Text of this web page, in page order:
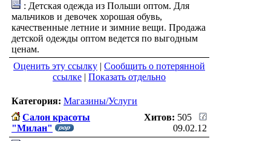
: Детская одежда из Польши оптом. Для
мальчиков и девочек хорошая обувь,
качественные летние и зимние вещи. Продажа
детской одежды оптом ведется по выгодным
ценам.
Оценить эту ссылку | Сообщить о потерянной
ссылке | Показать отдельно
Категория: Магазины/Услуги
Салон красоты
"Милан"
Хитов: 505
09.02.12